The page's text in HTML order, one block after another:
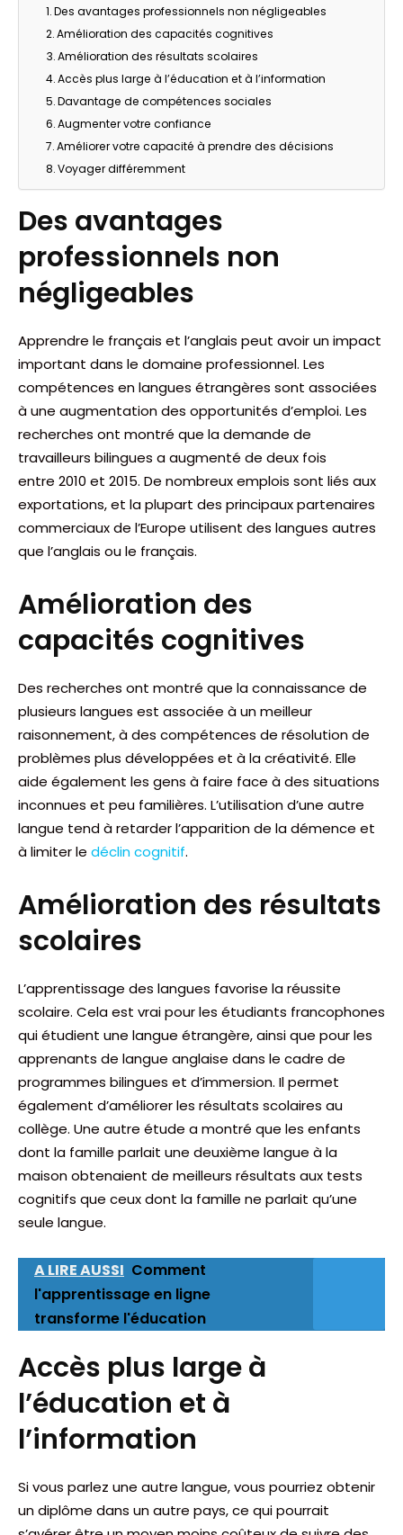
Des avantages professionnels non négligeables
Amélioration des capacités cognitives
Amélioration des résultats scolaires
Accès plus large à l’éducation et à l’information
Davantage de compétences sociales
Augmenter votre confiance
Améliorer votre capacité à prendre des décisions
Voyager différemment
Des avantages
professionnels non
négligeables
Apprendre le français et l’anglais peut avoir un impact
important dans le domaine professionnel. Les
compétences en langues étrangères sont associées
à une augmentation des opportunités d’emploi. Les
recherches ont montré que la demande de
travailleurs bilingues a augmenté de deux fois
entre 2010 et 2015. De nombreux emplois sont liés aux
exportations, et la plupart des principaux partenaires
commerciaux de l’Europe utilisent des langues autres
que l’anglais ou le français.
Amélioration des
capacités cognitives
Des recherches ont montré que la connaissance de
plusieurs langues est associée à un meilleur
raisonnement, à des compétences de résolution de
problèmes plus développées et à la créativité. Elle
aide également les gens à faire face à des situations
inconnues et peu familières. L’utilisation d’une autre
langue tend à retarder l’apparition de la démence et
à limiter le déclin cognitif.
Amélioration des résultats
scolaires
L’apprentissage des langues favorise la réussite
scolaire. Cela est vrai pour les étudiants francophones
qui étudient une langue étrangère, ainsi que pour les
apprenants de langue anglaise dans le cadre de
programmes bilingues et d’immersion. Il permet
également d’améliorer les résultats scolaires au
collège. Une autre étude a montré que les enfants
dont la famille parlait une deuxième langue à la
maison obtenaient de meilleurs résultats aux tests
cognitifs que ceux dont la famille ne parlait qu’une
seule langue.
A LIRE AUSSI Comment
l'apprentissage en ligne
transforme l'éducation
Accès plus large à
l’éducation et à
l’information
Si vous parlez une autre langue, vous pourriez obtenir
un diplôme dans un autre pays, ce qui pourrait